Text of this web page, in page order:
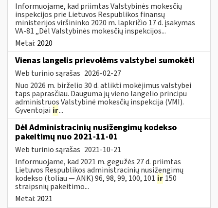
Informuojame, kad priimtas Valstybinės mokesčių
inspekcijos prie Lietuvos Respublikos finansų
ministerijos viršininko 2020 m. lapkričio 17 d. įsakymas
VA-81 „Dėl Valstybinės mokesčių inspekcijos...
Metai: 2020
Vienas langelis prievolėms valstybei sumokėti
Web turinio sąrašas 2026-02-27
Nuo 2026 m. birželio 30 d. atlikti mokėjimus valstybei
taps paprasčiau. Dauguma jų vieno langelio principu
administruos Valstybinė mokesčių inspekcija (VMI).
Gyventojai ir...
Dėl Administracinių nusižengimų kodekso
pakeitimų nuo 2021-11-01
Web turinio sąrašas 2021-10-21
Informuojame, kad 2021 m. gegužės 27 d. priimtas
Lietuvos Respublikos administracinių nusižengimų
kodekso (toliau — ANK) 96, 98, 99, 100, 101 ir 150
straipsnių pakeitimo...
Metai: 2021